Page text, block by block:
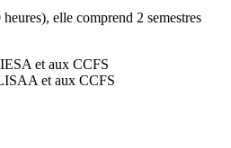
elle comprend 2 semestres
et aux CCFS
et aux CCFS